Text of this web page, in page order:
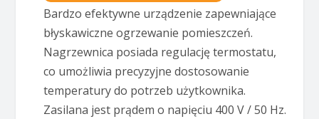
Bardzo efektywne urządzenie zapewniające
błyskawiczne ogrzewanie pomieszczeń.
Nagrzewnica posiada regulację termostatu,
co umożliwia precyzyjne dostosowanie
temperatury do potrzeb użytkownika.
Zasilana jest prądem o napięciu 400 V / 50 Hz.